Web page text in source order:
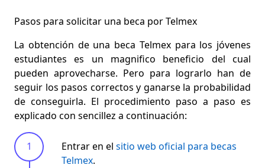
Pasos para solicitar una beca por Telmex
La obtención de una beca Telmex para los jóvenes
estudiantes es un magnifico beneficio del cual
pueden aprovecharse. Pero para lograrlo han de
seguir los pasos correctos y ganarse la probabilidad
de conseguirla. El procedimiento paso a paso es
explicado con sencillez a continuación:
Entrar en el sitio web oficial para becas
Telmex.